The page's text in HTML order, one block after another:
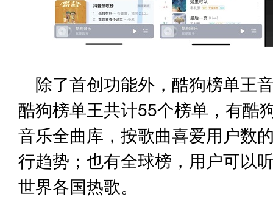
除了首创功能外，酷狗榜单王
酷狗榜单王共计55个榜单，有酷
音乐全曲库，按歌曲喜爱用户数
行趋势；也有全球榜，用户可以
世界各国热歌。